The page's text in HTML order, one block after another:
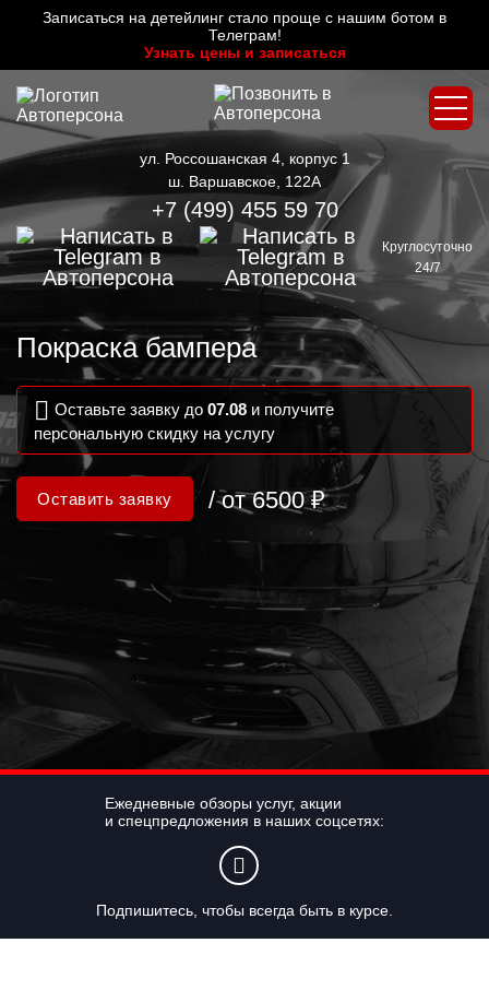
Записаться на детейлинг стало проще с нашим ботом в
Телеграм!
Узнать цены и записаться
ул. Россошанская 4, корпус 1
ш. Варшавское, 122А
+7 (499) 455 59 70
Круглосуточно
24/7
Покраска бампера
Оставьте заявку до 07.08 и получите
персональную скидку на услугу
Оставить заявку / от 6500 ₽
Ежедневные обзоры услуг, акции
и спецпредложения в наших соцсетях:
Подпишитесь, чтобы всегда быть в курсе.